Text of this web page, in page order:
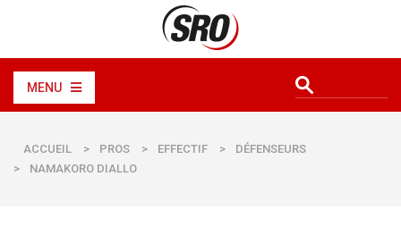
MENU
ACCUEIL > PROS > EFFECTIF >
DÉFENSEURS
>
NAMAKORO DIALLO